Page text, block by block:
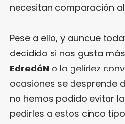
necesitan comparación
Pese a ello, y aunque
decidido si nos gusta
EdredóN o la gelidez
ocasiones se desprende
no hemos podido evitar
pedirles a estos cinco